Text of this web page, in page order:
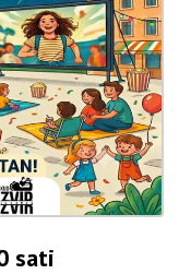
sati